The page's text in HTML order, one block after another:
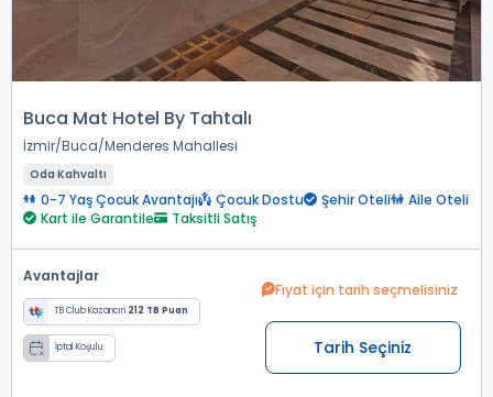
Buca Mat Hotel By Tahtalı
İzmir Buca Menderes Mahallesi
Oda Kahvaltı
0-7 Yaş Çocuk Avantajı Çocuk Dostu Şehir Oteli
Aile Oteli
Kart ile Garantile
Taksitli Satış
Avantajlar
TB Club Kazancın 212 TB Puan
İptal Koşulu
Fiyat için tarih seçmelisiniz
Tarih Seçiniz